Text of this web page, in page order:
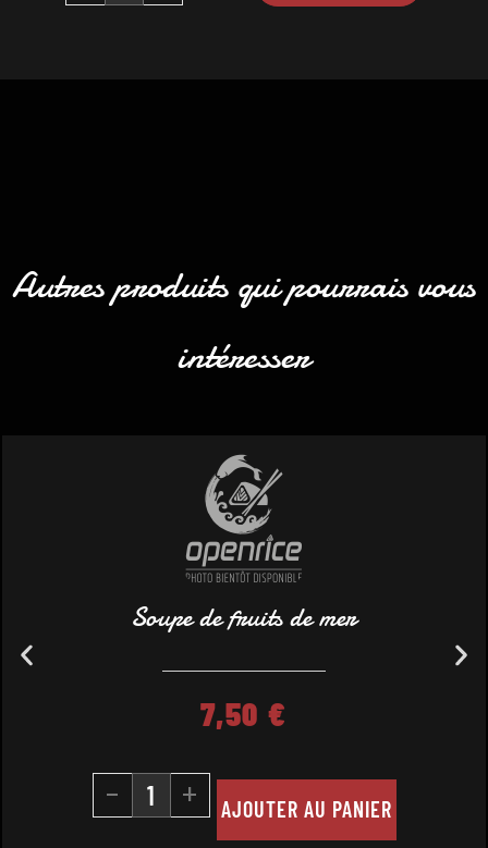
Autres produits qui pourrais vous
intéresser
Soupe de fruits de mer
7,50€
- + AJOUTER AU PANIER